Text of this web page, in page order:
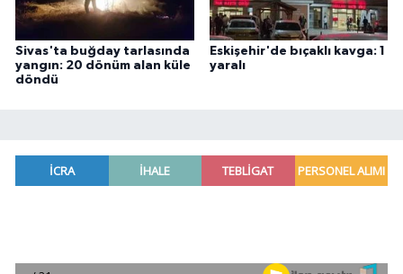
Sivas'ta buğday tarlasında
yangın: 20 dönüm alan küle
döndü
Eskişehir'de bıçaklı kavga: 1
yaralı